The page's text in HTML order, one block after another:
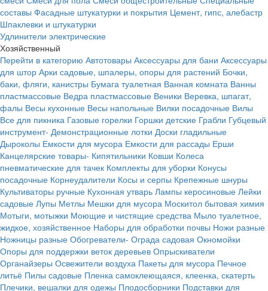
составы Фасадные штукатурки и покрытия Цемент, гипс, алебастр
Шпаклевки и штукатурки
Удлинители электрические
Хозяйственный
Перейти в категорию Автотовары Аксессуары для бани Аксессуары
для штор Арки садовые, шпалеры, опоры для растений Бочки,
баки, фляги, канистры Бумага туалетная Ванная комната Ванны
пластмассовые Ведра пластмассовые Веники Веревка, шпагат,
фалы Весы кухонные Весы напольные Вилки посадочные Вилы
Все для пикника Газовые горелки Горшки детские Грабли Губцевый
инструмент- Демонстрационные лотки Доски гладильные
Дыроколы Емкости для мусора Емкости для рассады Ерши
Канцелярские товары- Кипятильники Ковши Колеса
пневматические для тачек Комплекты для уборки Конусы
посадочные Корнеудалители Косы и серпы Крепежные шнуры
Культиваторы ручные Кухонная утварь Лампы керосиновые Лейки
садовые Лупы Метлы Мешки для мусора Москитол бытовая химия
Мотыги, мотыжки Моющие и чистящие средства Мыло туалетное,
жидкое, хозяйственное Наборы для обработки почвы Ножи разные
Ножницы разные Обогреватели- Ограда садовая Окномойки
Опоры для поддержки веток деревьев Опрыскиватели
Органайзеры Освежители воздуха Пакеты для мусора Печное
литьё Пилы садовые Пленка самоклеющаяся, клеенка, скатерть
Плечики, вешалки для одежы Плодосборники Подставки для